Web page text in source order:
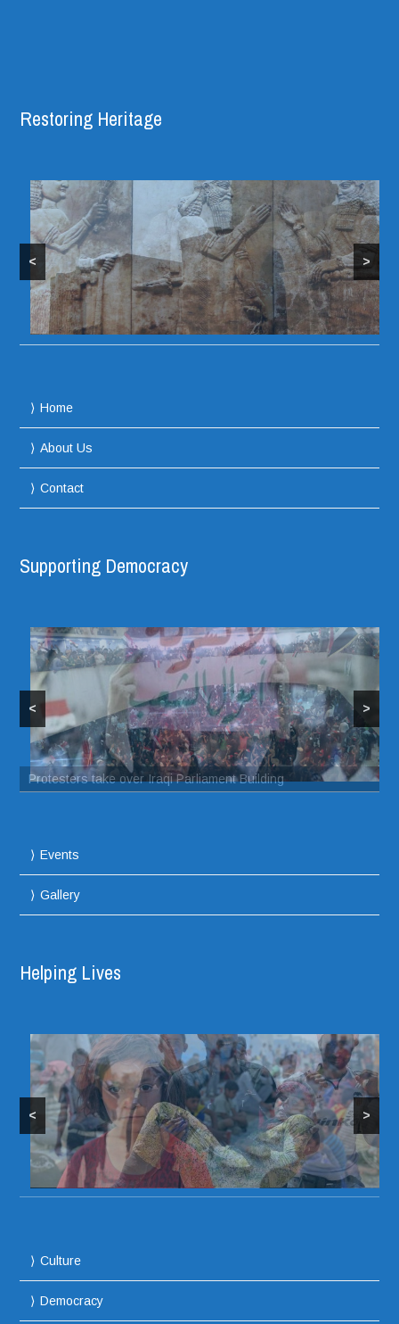
Restoring Heritage
< >
Home
About Us
Contact
Supporting Democracy
Protesters take over Iraqi Parliament Building
< >
Events
Gallery
Helping Lives
< >
Culture
Democracy